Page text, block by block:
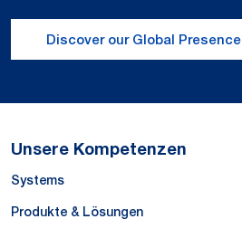
Discover our Global Presence
Unsere Kompetenzen
Systems
Produkte & Lösungen